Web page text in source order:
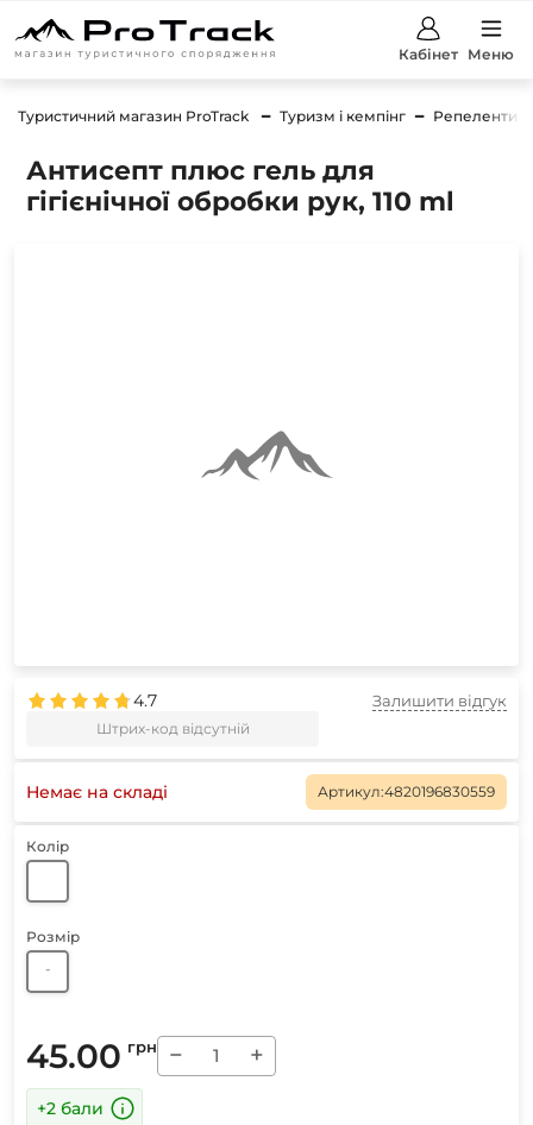
Кабінет Меню
Туристичний магазин ProTrack Туризм і кемпінг Репеленти,
Антисепт плюс гель для
гігієнічної обробки рук, 110 ml
4.7
Штрих-код відсутній
Залишити відгук
Немає на складі Артикул:4820196830559
Колір
Розмір
-
45.00 грн − +
+2 бали